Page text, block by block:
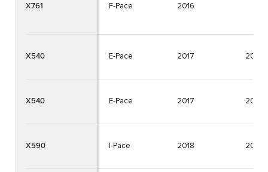
F-Pace 2016
E-Pace 2017 2025
E-Pace 2017 2025
I-Pace 2018 2025
X761
X540
X540
X590